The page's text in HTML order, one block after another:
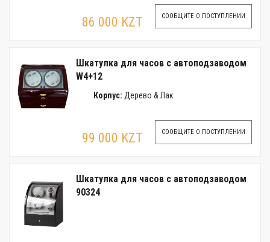
86 000 KZT СООБЩИТЕ О ПОСТУПЛЕНИИ
Шкатулка для часов с автоподзаводом
W4+12
Корпус: Дерево & Лак
99 000 KZT СООБЩИТЕ О ПОСТУПЛЕНИИ
Шкатулка для часов с автоподзаводом
90324